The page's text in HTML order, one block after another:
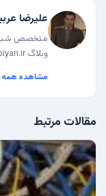
علیرضا
متخصص
وبلاگ arabiyan.ir
مشاهده همه
مقالات مرتبط